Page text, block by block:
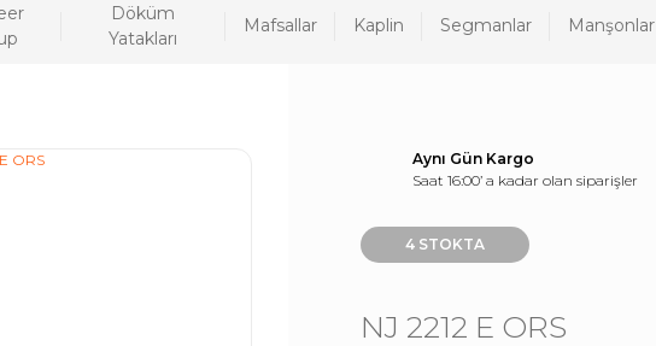
Döküm
Yatakları
Mafsallar Kaplin Segmanlar Manşonlar
Aynı Gün Kargo
Saat 16:00’ a kadar olan siparişler
4 STOKTA
NJ 2212 E ORS